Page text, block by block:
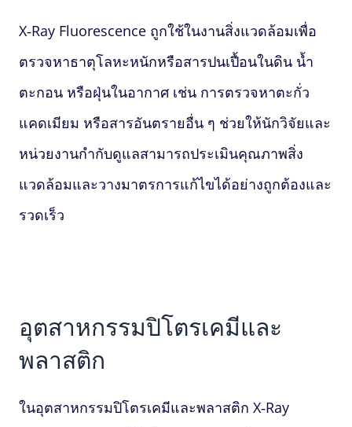
X‑Ray Fluorescence ถูกใช้ในงานสิ่งแวดล้อมเพื่อ
ตรวจหาธาตุโลหะหนักหรือสารปนเปื้อนในดิน น้ำ
ตะกอน หรือฝุ่นในอากาศ เช่น การตรวจหาตะกั่ว
แคดเมียม หรือสารอันตรายอื่น ๆ ช่วยให้นักวิจัยและ
หน่วยงานกำกับดูแลสามารถประเมินคุณภาพสิ่ง
แวดล้อมและวางมาตรการแก้ไขได้อย่างถูกต้องและ
รวดเร็ว
อุตสาหกรรมปิโตรเคมีและ
พลาสติก
ในอุตสาหกรรมปิโตรเคมีและพลาสติก X‑Ray